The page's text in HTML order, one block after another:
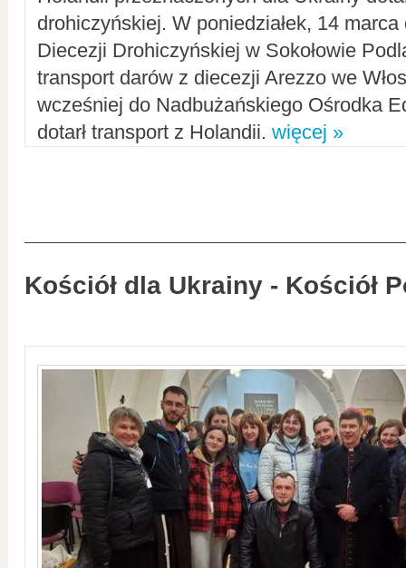
drohiczyńskiej. W poniedziałek, 14
Diecezji Drohiczyńskiej w Sokołowie
transport darów z diecezji Arezzo we
wcześniej do Nadbużańskiego Ośrodka
dotarł transport z Holandii. więcej »
Kościół dla Ukrainy - Kościół